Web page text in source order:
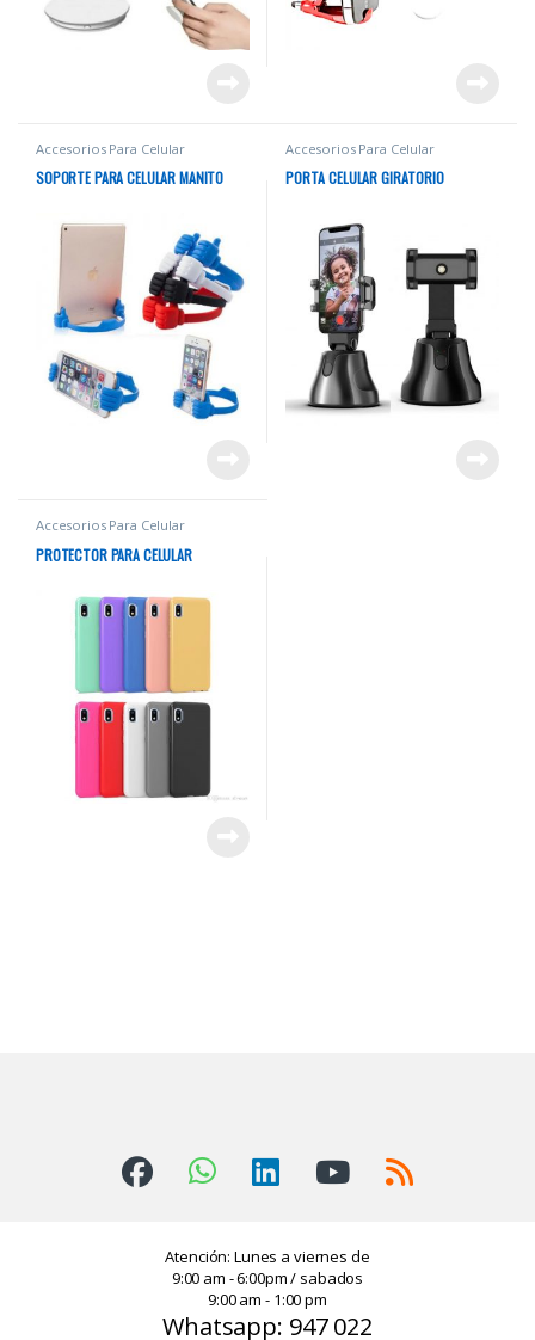
Accesorios Para Celular
SOPORTE PARA CELULAR MANITO
Accesorios Para Celular
PORTA CELULAR GIRATORIO
Accesorios Para Celular
PROTECTOR PARA CELULAR
Atención: Lunes a viernes de
9:00 am - 6:00pm / sabados
9:00 am - 1:00 pm
Whatsapp: 947 022